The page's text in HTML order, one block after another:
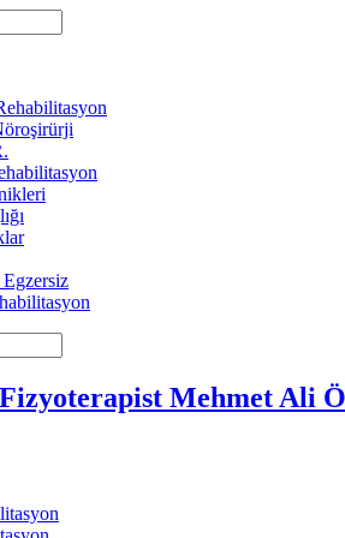
Egzersiz
Fizyoterapist Mehmet Ali